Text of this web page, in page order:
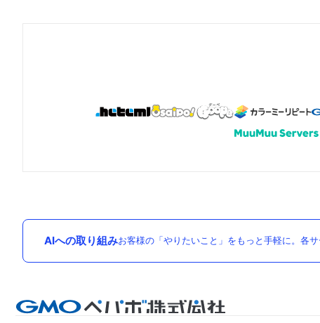
AIへの取り組みお客様の「やりたいこと」をもっと手軽に。各